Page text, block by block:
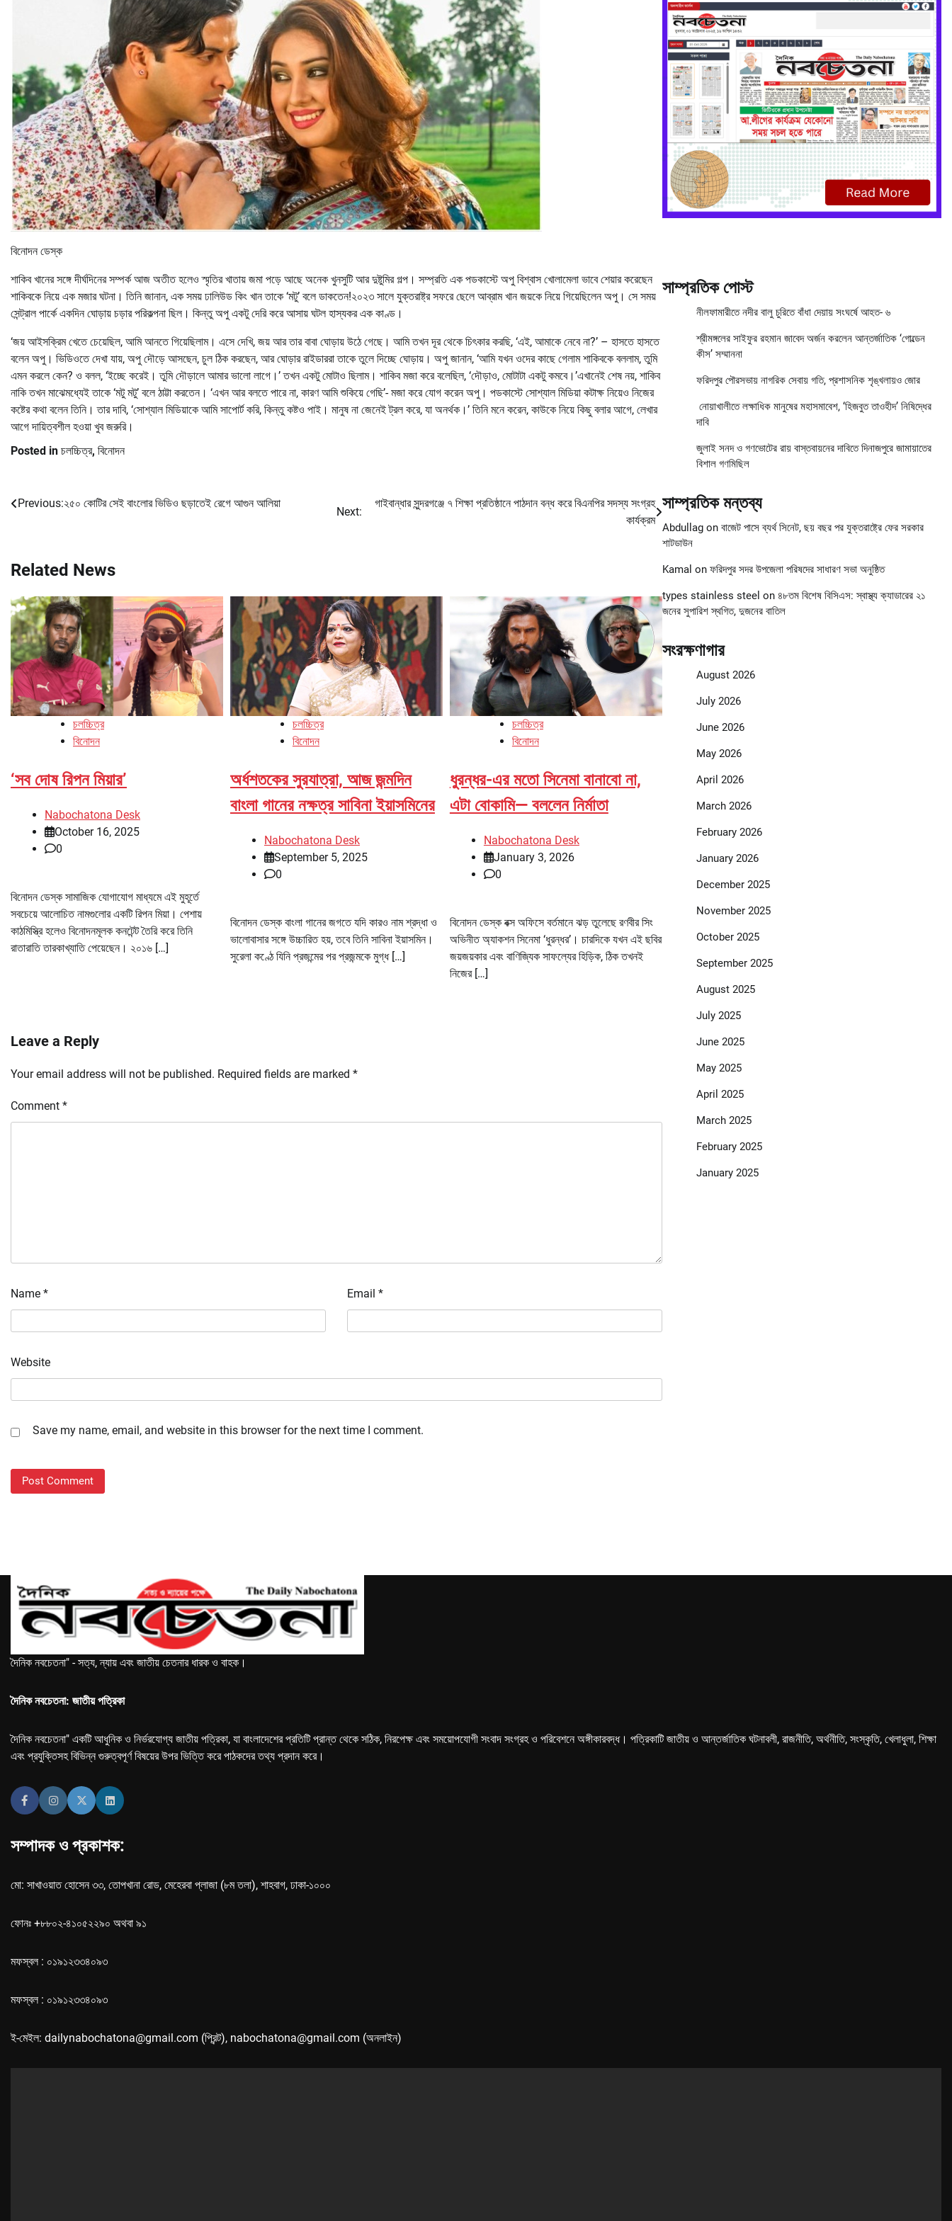
বিনোদন ডেস্ক
শাকিব খানের সঙ্গে দীর্ঘদিনের সম্পর্ক আজ অতীত হলেও স্মৃতির খাতায় জমা পড়ে আছে অনেক খুনসুটি আর দুষ্টুমির গল্প। সম্প্রতি এক পডকাস্টে অপু বিশ্বাস খোলামেলা ভাবে শেয়ার করেছেন
শাকিবকে নিয়ে এক মজার ঘটনা। তিনি জানান, এক সময় ঢালিউড কিং খান তাকে ‘মটু’ বলে ডাকতেন!২০২৩ সালে যুক্তরাষ্ট্র সফরে ছেলে আব্রাম খান জয়কে নিয়ে গিয়েছিলেন অপু। সে সময়
সেন্ট্রাল পার্কে একদিন ঘোড়ায় চড়ার পরিকল্পনা ছিল। কিন্তু অপু একটু দেরি করে আসায় ঘটল হাস্যকর এক কাণ্ড।
‘জয় আইসক্রিম খেতে চেয়েছিল, আমি আনতে গিয়েছিলাম। এসে দেখি, জয় আর তার বাবা ঘোড়ায় উঠে গেছে। আমি তখন দূর থেকে চিৎকার করছি, ‘এই, আমাকে নেবে না?’ – হাসতে হাসতে
বলেন অপু। ভিডিওতে দেখা যায়, অপু দৌড়ে আসছেন, চুল ঠিক করছেন, আর ঘোড়ার রাইডাররা তাকে তুলে দিচ্ছে ঘোড়ায়। অপু জানান, ‘আমি যখন ওদের কাছে গেলাম শাকিবকে বললাম, তুমি
এমন করলে কেন? ও বলল, ‘ইচ্ছে করেই। তুমি দৌড়ালে আমার ভালো লাগে।’ তখন একটু মোটাও ছিলাম। শাকিব মজা করে বলেছিল, ‘দৌড়াও, মোটাটা একটু কমবে।’এখানেই শেষ নয়, শাকিব
নাকি তখন মাঝেমধ্যেই তাকে ‘মটু মটু’ বলে ঠাট্টা করতেন। ‘এখন আর বলতে পারে না, কারণ আমি শুকিয়ে গেছি’- মজা করে যোগ করেন অপু। পডকাস্টে সোশ্যাল মিডিয়া কটাক্ষ নিয়েও নিজের
কষ্টের কথা বলেন তিনি। তার দাবি, ‘সোশ্যাল মিডিয়াকে আমি সাপোর্ট করি, কিন্তু কষ্টও পাই। মানুষ না জেনেই ট্রল করে, যা অনর্থক।’ তিনি মনে করেন, কাউকে নিয়ে কিছু বলার আগে, লেখার
আগে দায়িত্বশীল হওয়া খুব জরুরি।
Posted in চলচ্চিত্র, বিনোদন
Post
Previous:২৫০ কোটির সেই বাংলোর ভিডিও ছড়াতেই রেগে আগুন আলিয়া
Next:
গাইবান্ধার সুন্দরগঞ্জে ৭ শিক্ষা প্রতিষ্ঠানে পাঠদান বন্ধ করে বিএনপির সদস্য সংগ্রহ
কার্যক্রম
Related News
চলচ্চিত্র
বিনোদন
‘সব দোষ রিপন মিয়ার’
Nabochatona Desk
October 16, 2025
0
বিনোদন ডেস্ক সামাজিক যোগাযোগ মাধ্যমে এই মুহূর্তে
সবচেয়ে আলোচিত নামগুলোর একটি রিপন মিয়া। পেশায়
কাঠমিস্ত্রি হলেও বিনোদনমূলক কনটেন্ট তৈরি করে তিনি
রাতারাতি তারকাখ্যাতি পেয়েছেন। ২০১৬ […]
চলচ্চিত্র
বিনোদন
অর্ধশতকের সুরযাত্রা, আজ জন্মদিন
বাংলা গানের নক্ষত্র সাবিনা ইয়াসমিনের
Nabochatona Desk
September 5, 2025
0
বিনোদন ডেস্ক বাংলা গানের জগতে যদি কারও নাম শ্রদ্ধা ও
ভালোবাসার সঙ্গে উচ্চারিত হয়, তবে তিনি সাবিনা ইয়াসমিন।
সুরেলা কণ্ঠে যিনি প্রজন্মের পর প্রজন্মকে মুগ্ধ […]
চলচ্চিত্র
বিনোদন
ধুরন্ধর-এর মতো সিনেমা বানাবো না,
এটা বোকামি— বললেন নির্মাতা
Nabochatona Desk
January 3, 2026
0
বিনোদন ডেস্ক বক্স অফিসে বর্তমানে ঝড় তুলেছে রণবীর সিং
অভিনীত অ্যাকশন সিনেমা ‘ধুরন্ধর’। চারদিকে যখন এই ছবির
জয়জয়কার এবং বাণিজ্যিক সাফল্যের হিড়িক, ঠিক তখনই
নিজের […]
Leave a Reply
Your email address will not be published. Required fields are marked *
Comment *
Name * Email *
Website
Save my name, email, and website in this browser for the next time I comment.
সাম্প্রতিক পোস্ট
নীলফামারীতে নদীর বালু চুরিতে বাঁধা দেয়ায় সংঘর্ষে আহত- ৬
শ্রীমঙ্গলের সাইফুর রহমান জাবেদ অর্জন করলেন আন্তর্জাতিক ‘গোল্ডেন
কীস’ সম্মাননা
ফরিদপুর পৌরসভায় নাগরিক সেবায় গতি, প্রশাসনিক শৃঙ্খলায়ও জোর
নোয়াখালীতে লক্ষাধিক মানুষের মহাসমাবেশ, ‘হিজবুত তাওহীদ’ নিষিদ্ধের
দাবি
জুলাই সনদ ও গণভোটের রায় বাস্তবায়নের দাবিতে দিনাজপুরে জামায়াতের
বিশাল গণমিছিল
সাম্প্রতিক মন্তব্য
Abdullagon বাজেট পাসে ব্যর্থ সিনেট, ছয় বছর পর যুক্তরাষ্ট্রে ফের সরকার
শাটডাউন
Kamal on ফরিদপুর সদর উপজেলা পরিষদের সাধারণ সভা অনুষ্ঠিত
types stainless steel on ৪৮তম বিশেষ বিসিএস: স্বাস্থ্য ক্যাডারের ২১
জনের সুপারিশ স্থগিত, দুজনের বাতিল
সংরক্ষণাগার
August 2026
July 2026
June 2026
May 2026
April 2026
March 2026
February 2026
January 2026
December 2025
November 2025
October 2025
September 2025
August 2025
July 2025
June 2025
May 2025
April 2025
March 2025
February 2025
January 2025
দৈনিক নবচেতনা" - সত্য, ন্যায় এবং জাতীয় চেতনার ধারক ও বাহক।
দৈনিক নবচেতনা: জাতীয় পত্রিকা
দৈনিক নবচেতনা" একটি আধুনিক ও নির্ভরযোগ্য জাতীয় পত্রিকা, যা বাংলাদেশের প্রতিটি প্রান্ত থেকে সঠিক, নিরপেক্ষ এবং সময়োপযোগী সংবাদ সংগ্রহ ও পরিবেশনে অঙ্গীকারবদ্ধ। পত্রিকাটি জাতীয় ও আন্তর্জাতিক ঘটনাবলী, রাজনীতি, অর্থনীতি, সংস্কৃতি, খেলাধুলা, শিক্ষা
এবং প্রযুক্তিসহ বিভিন্ন গুরুত্বপূর্ণ বিষয়ের উপর ভিত্তি করে পাঠকদের তথ্য প্রদান করে।
সম্পাদক ও প্রকাশক:
মো: সাখাওয়াত হোসেন ৩৩, তোপখানা রোড, মেহেরবা প্লাজা (৮ম তলা), শাহবাগ, ঢাকা-১০০০
ফোনঃ +৮৮০২-৪১০৫২২৯০ অথবা ৯১
মফস্বল : ০১৯১২৩৩৪০৯৩
মফস্বল : ০১৯১২৩৩৪০৯৩
ই-মেইল: dailynabochatona@gmail.com (প্রিন্ট), nabochatona@gmail.com (অনলাইন)